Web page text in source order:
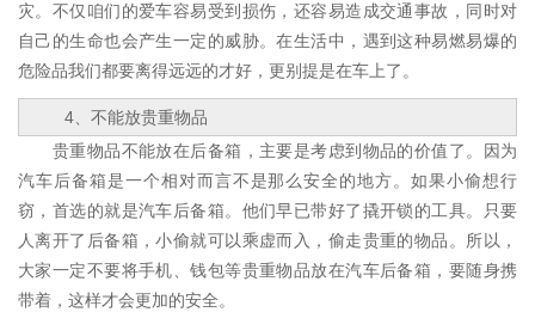
灾。不仅咱们的爱车容易受到损伤，还容易造成交通事故，同时对
自己的生命也会产生一定的威胁。在生活中，遇到这种易燃易爆的
危险品我们都要离得远远的才好，更别提是在车上了。
4、不能放贵重物品
贵重物品不能放在后备箱，主要是考虑到物品的价值了。因为
汽车后备箱是一个相对而言不是那么安全的地方。如果小偷想行
窃，首选的就是汽车后备箱。他们早已带好了撬开锁的工具。只要
人离开了后备箱，小偷就可以乘虚而入，偷走贵重的物品。所以，
大家一定不要将手机、钱包等贵重物品放在汽车后备箱，要随身携
带着，这样才会更加的安全。